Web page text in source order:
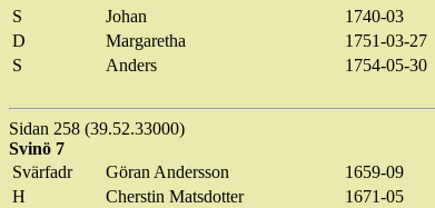
S
Johan 1740-03
D
Margaretha 1751-03-27
S
Anders 1754-05-30
Sidan 258 (39.52.33000)
Svinö 7
Svärfadr
Göran Andersson 1659-09
H
Cherstin Matsdotter 1671-05